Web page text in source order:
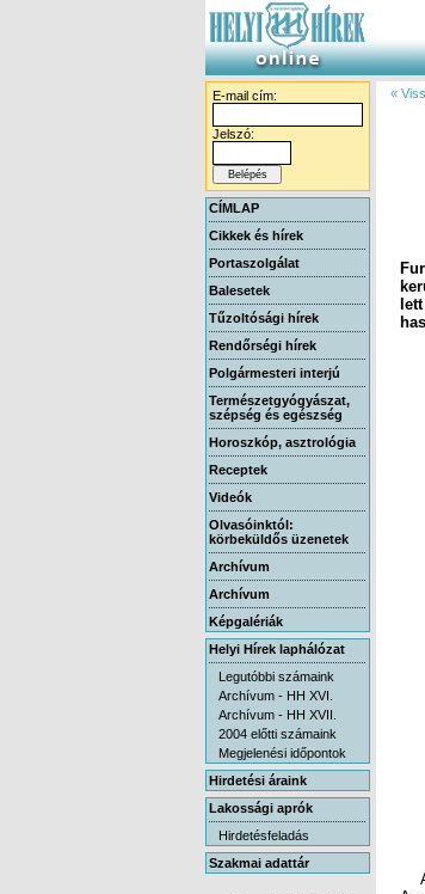
E-mail cím:
Jelszó:
CÍMLAP
Cikkek és hírek
Portaszolgálat
Balesetek
Tűzoltósági hírek
Rendőrségi hírek
Polgármesteri interjú
Természetgyógyászat,
szépség és egészség
Horoszkóp, asztrológia
Receptek
Videók
Olvasóinktól:
körbeküldős üzenetek
Archívum
Archívum
Képgalériák
Helyi Hírek laphálózat
Legutóbbi számaink
Archívum - HH XVI.
Archívum - HH XVII.
2004 előtti számaink
Megjelenési időpontok
Hirdetési áraink
Lakossági aprók
Hirdetésfeladás
Szakmai adattár
«
A